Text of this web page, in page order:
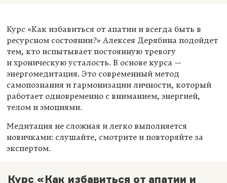
Курс «Как избавиться от апатии и всегда быть в
ресурсном состоянии?» Алексея Дерябина подойдет
тем, кто испытывает постоянную тревогу
и хроническую усталость. В основе курса —
энергомедитация. Это современный метод
самопознания и гармонизации личности, который
работает одновременно с вниманием, энергией,
телом и эмоциями.
Медитация не сложная и легко выполняется
новичками: слушайте, смотрите и повторяйте за
экспертом.
Курс «Как избавиться от апатии и